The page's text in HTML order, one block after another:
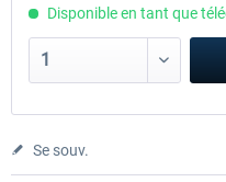
Disponible en tant que
Se souv.